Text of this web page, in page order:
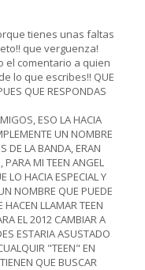
tienes unas faltas
que verguenza!
el comentario a quien
lo que escribes!! QUE
QUE RESPONDAS
ESO LA HACIA
UN NOMBRE
DE LA BANDA, ERAN
PARA MI TEEN ANGEL
LO HACIA ESPECIAL Y
NOMBRE QUE PUEDE
HACEN LLAMAR TEEN
EL 2012 CAMBIAR A
ESTARIA ASUSTADO
"TEEN" EN
QUE BUSCAR